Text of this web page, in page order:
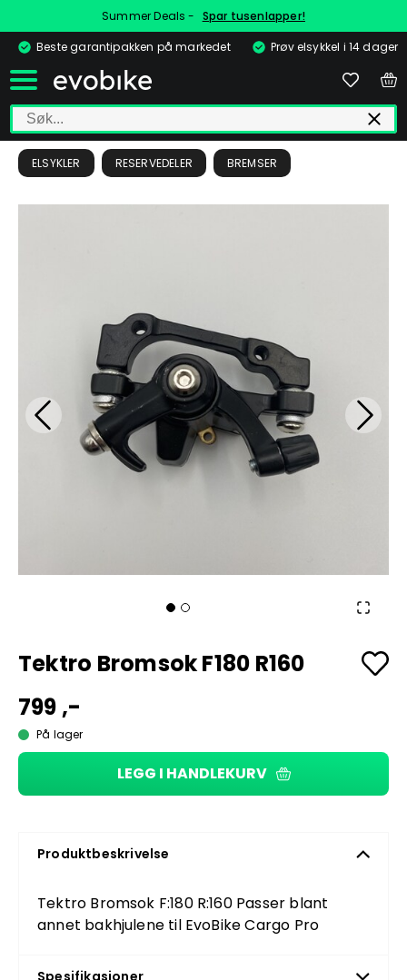
Summer Deals - Spar tusenlapper!
Beste garantipakken på markedet
Prøv elsykkel i 14 dager
ELSYKLER RESERVEDELER BREMSER
Tektro Bromsok F180 R160
799 ,-
På lager
LEGG I HANDLEKURV
Produktbeskrivelse
Tektro Bromsok F:180 R:160 Passer blant
annet bakhjulene til EvoBike Cargo Pro
Spesifikasjoner